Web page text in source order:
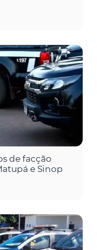
de facção
e Sinop